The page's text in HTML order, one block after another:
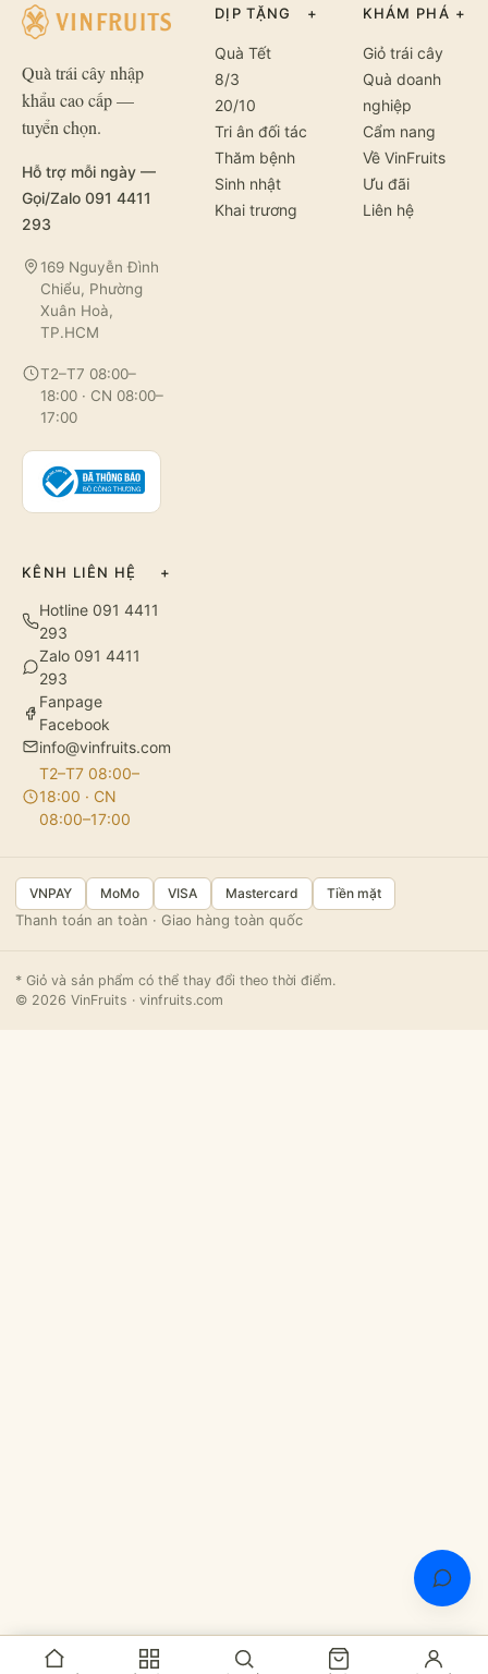
Quà trái cây nhập
khẩu cao cấp —
tuyển chọn.
Hỗ trợ mỗi ngày —
Gọi/Zalo 091 4411
293
169 Nguyễn Đình
Chiểu, Phường
Xuân Hoà,
TP.HCM
T2–T7 08:00–
18:00 · CN 08:00–
17:00
DỊP TẶNG +
Quà Tết
8/3
20/10
Tri ân đối tác
Thăm bệnh
Sinh nhật
Khai trương
KHÁM PHÁ +
Giỏ trái cây
Quà doanh
nghiệp
Cẩm nang
Về VinFruits
Ưu đãi
Liên hệ
KÊNH LIÊN HỆ +
Hotline 091 4411
293
Zalo 091 4411
293
Fanpage
Facebook
info@vinfruits.com
T2–T7 08:00–
18:00 · CN
08:00–17:00
VNPAY MoMo VISA Mastercard Tiền mặt
Thanh toán an toàn · Giao hàng toàn quốc
* Giỏ và sản phẩm có thể thay đổi theo thời điểm.
© 2026 VinFruits · vinfruits.com